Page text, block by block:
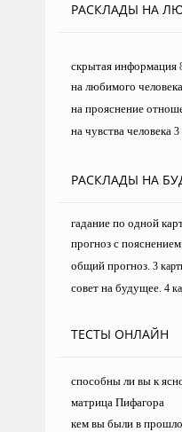
РАСКЛАДЫ НА
скрытая информация
на любимого человека
на прояснение
на чувства человека 3
РАСКЛАДЫ НА
гадание по одной
прогноз с пояснением
общий прогноз. 3
совет на будущее. 4
ТЕСТЫ ОНЛАЙН
способны ли вы к
матрица Пифагора
кем вы были в